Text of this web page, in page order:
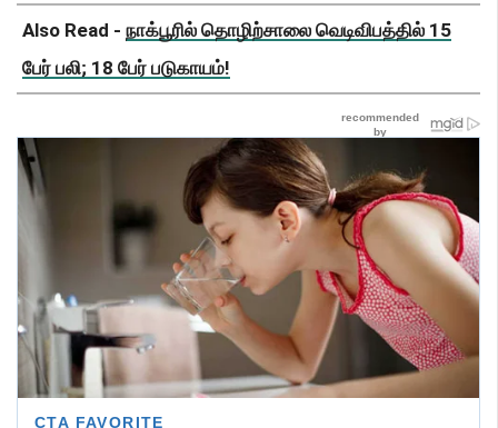
Also Read - நாக்பூரில் தொழிற்சாலை வெடிவிபத்தில் 15
பேர் பலி; 18 பேர் படுகாயம்!